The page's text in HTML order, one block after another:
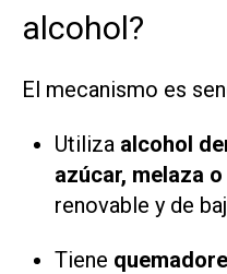
alcohol?
El mecanismo es
Utiliza alcohol
azúcar, melaza
renovable y de
Tiene